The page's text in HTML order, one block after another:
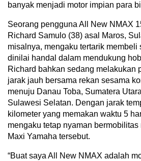
banyak menjadi motor impian para
Seorang pengguna All New NMAX
Richard Samulo (38) asal Maros,
misalnya, mengaku tertarik membeli
dinilai handal dalam mendukung
Richard bahkan sedang melakukan
jarak jauh bersama rekan sesama
menuju Danau Toba, Sumatera
Sulawesi Selatan. Dengan jarak
kilometer yang memakan waktu 5
mengaku tetap nyaman
Maxi Yamaha tersebut.
“Buat saya All New NMAX adalah